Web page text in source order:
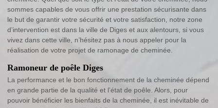
sommes capables de vous offrir une prestation sécurisante dans
le but de garantir votre sécurité et votre satisfaction, notre zone
d’intervention est dans la ville de Diges et aux alentours, si vous
vivez dans cette ville, n’hésitez pas à nous appeler pour la
réalisation de votre projet de ramonage de cheminée.
Ramoneur de poêle Diges
La performance et le bon fonctionnement de la cheminée dépend
en grande partie de la qualité et l’état de poêle. Alors, pour
pouvoir bénéficier les bienfaits de la cheminée, il est inévitable de